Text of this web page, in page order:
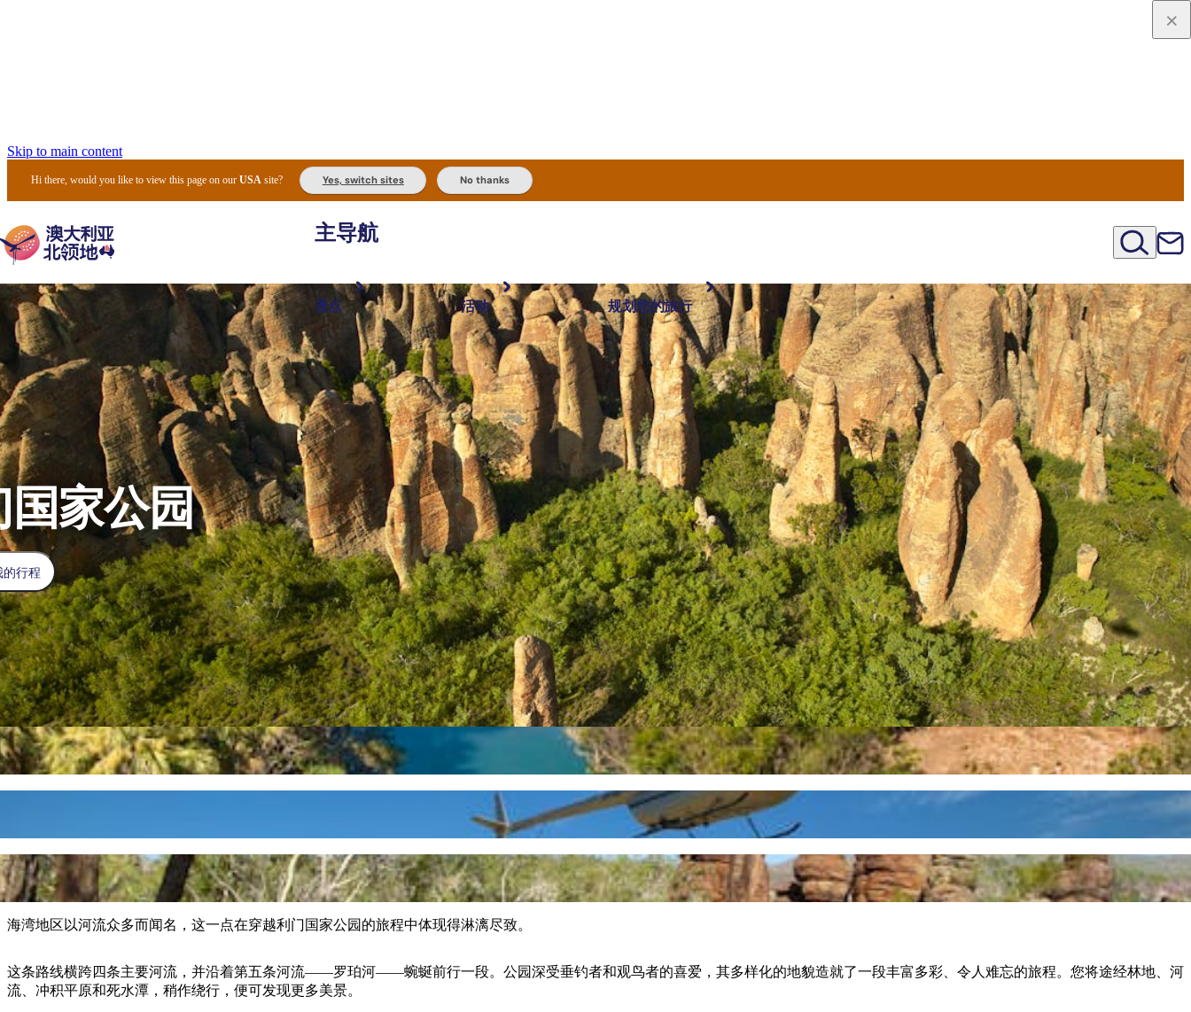
Skip to main content
Hi there, would you like to view this page on ourUSA site? Yes, switch sites No thanks
主导航
景点
最受欢迎目的地 内陆和户外 按地区探索
活动
体验 旅行者类型 精选榜单
规划您的旅行
规划和预订 实用信息 规划工具
搜索:
国家公园
的行程
海湾地区以河流众多而闻名，这一点在穿越利门国家公园的旅程中体现得淋漓尽致。
这条路线横跨四条主要河流，并沿着第五条河流——罗珀河——蜿蜒前行一段。公园深受垂钓者和观鸟者的喜爱，其多样化的地貌造就了一段丰富多彩、令人难忘的旅程。您将途经林地、河
流、冲积平原和死水潭，稍作绕行，便可发现更多美景。